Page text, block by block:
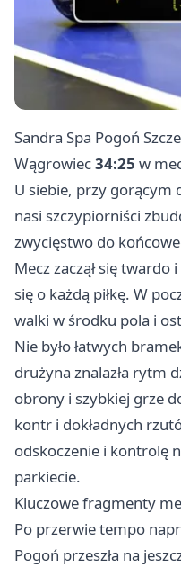
Sandra Spa Pogoń
Wągrowiec34:25 w
U siebie, przy gorącym
nasi szczypiorniści
zwycięstwo do
Mecz zaczął się
się o każdą piłkę. W
walki w środku pola i
Nie było łatwych
drużyna znalazła rytm
obrony i szybkiej grze
kontr i dokładnych
odskoczenie i kontrolę
parkiecie.
Kluczowe fragmenty
Po przerwie tempo
Pogoń przeszła na